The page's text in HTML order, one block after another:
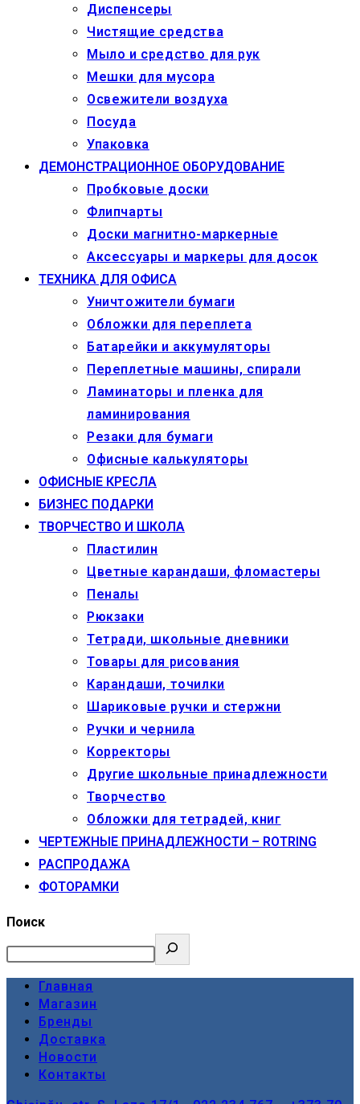
Диспенсеры
Чистящие средства
Мыло и средство для рук
Мешки для мусора
Освежители воздуха
Посуда
Упаковка
ДЕМОНСТРАЦИОННОЕ ОБОРУДОВАНИЕ
Пробковые доски
Флипчарты
Доски магнитно-маркерные
Аксессуары и маркеры для досок
ТЕХНИКА ДЛЯ ОФИСА
Уничтожители бумаги
Обложки для переплета
Батарейки и аккумуляторы
Переплетные машины, спирали
Ламинаторы и пленка для
ламинирования
Резаки для бумаги
Офисные калькуляторы
ОФИСНЫЕ КРЕСЛА
БИЗНЕС ПОДАРКИ
ТВОРЧЕСТВО И ШКОЛА
Пластилин
Цветные карандаши, фломастеры
Пеналы
Рюкзаки
Тетради, школьные дневники
Товары для рисования
Карандаши, точилки
Шариковые ручки и стержни
Ручки и чернила
Корректоры
Другие школьные принадлежности
Творчество
Обложки для тетрадей, книг
ЧЕРТЕЖНЫЕ ПРИНАДЛЕЖНОСТИ – ROTRING
РАСПРОДАЖА
ФОТОРАМКИ
Поиск
Главная
Магазин
Бренды
Доставка
Новости
Контакты